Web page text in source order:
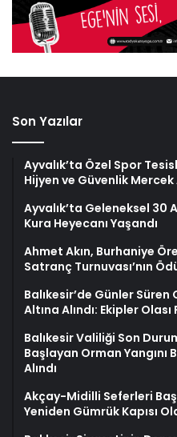
Son Yazılar
Ayvalık’ta Özel Spor
Hijyen ve Güvenlik Mercek
Ayvalık’ta Geleneksel 30
Kura Heyecanı Yaşandı
Ahmet Akın, Burhaniye
Satranç Turnuvası’nın
Balıkesir’de Günler
Altına Alındı: Ekipler
Balıkesir Valiliği Son
Başlayan Orman Yangını
Alındı
Akçay-Midilli Seferleri
Yeniden Gümrük Kapısı